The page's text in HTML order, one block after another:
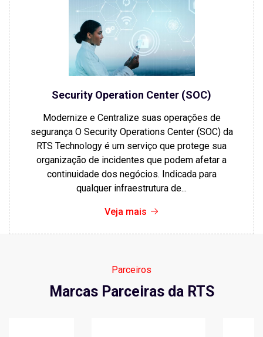
Security Operation Center (SOC)
Modernize e Centralize suas operações de
segurança O Security Operations Center (SOC) da
RTS Technology é um serviço que protege sua
organização de incidentes que podem afetar a
continuidade dos negócios. Indicada para
qualquer infraestrutura de...
Veja mais
Parceiros
Marcas Parceiras da RTS